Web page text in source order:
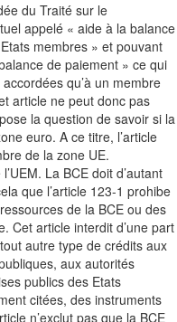
du Traité sur le
appelé « aide à la balance
membres » et pouvant
de paiement » ce qui
qu’à un membre
article ne peut donc pas
la question de savoir si la
euro. A ce titre, l’article
de la zone UE.
La BCE doit d’autant
que l’article 123-1 prohibe
de la BCE ou des
Cet article interdit d’une part
autre type de crédits aux
aux autorités
publics des Etats
citées, des instruments
n’exclut pas que la BCE